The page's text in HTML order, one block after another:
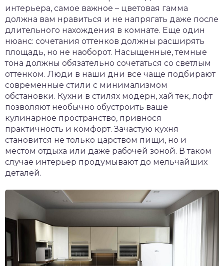
интерьера, самое важное – цветовая гамма
должна вам нравиться и не напрягать даже после
длительного нахождения в комнате. Еще один
нюанс: сочетания оттенков должны расширять
площадь, но не наоборот. Насыщенные, темные
тона должны обязательно сочетаться со светлым
оттенком. Люди в наши дни все чаще подбирают
современные стили с минимализмом
обстановки. Кухни в стилях модерн, хай тек, лофт
позволяют необычно обустроить ваше
кулинарное пространство, привнося
практичность и комфорт. Зачастую кухня
становится не только царством пищи, но и
местом отдыха или даже рабочей зоной. В таком
случае интерьер продумывают до мельчайших
деталей.